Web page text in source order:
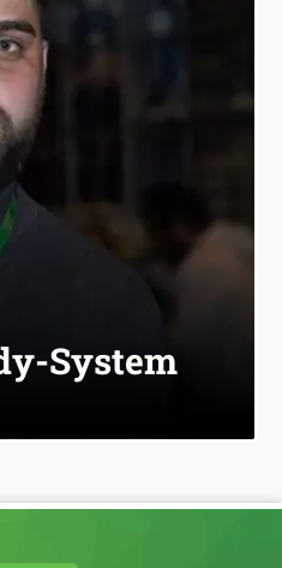
System
System:
Tipps oder Kontakte
uns gerne an! Unsere
Hilfestellungen und
richtigen Personen.
Change Buddys!